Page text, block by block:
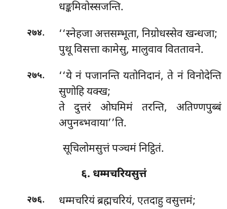
धङ्कमिवोस्सजन्ति.
२७४. ‘‘स्नेहजाअत्तसम्भूता, निग्रोधस्सेव खन्धजा;
पुथू विसत्ता कामेसु, मालुवाव विततावने.
२७५.
‘‘ये नं पजानन्ति यतोनिदानं, ते नं विनोदेन्ति
सुणोहि यक्ख;
ते दुत्तरं ओघमिमं तरन्ति, अतिण्णपुब्बं
अपुनब्भवाया’’ति.
सूचिलोमसुत्तं पञ्चमं निट्ठितं.
६. धम्मचरियसुत्तं
२७६. धम्मचरियंब्रह्मचरियं, एतदाहु वसुत्तमं;